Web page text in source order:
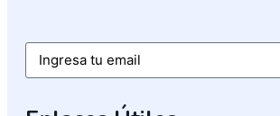
Email